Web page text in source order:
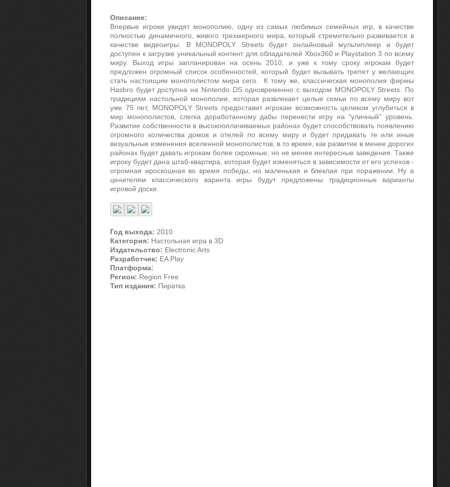
Описание:
Впервые игроки увидят монополию, одну из самых любимых семейных игр, в качестве
полностью динамичного, живого трехмерного мира, который стремительно развивается в
качестве видеоигры. В MONOPOLY Streets будет онлайновый мультиплеер и будет
доступен к загрузке уникальный контент для обладателей Xbox360 и Playstation 3 по всему
миру. Выход игры запланирован на осень 2010, и уже к тому сроку игрокам будет
предложен огромный список особенностей, который будет вызывать трепет у желающих
стать настоящим монополистом мира сего. К тому же, классическая монополия фирмы
Hasbro будет доступна на Nintendo DS одновременно с выходом MONOPOLY Streets. По
традициям настольной монополии, которая развлекает целые семьи по всему миру вот
уже 75 лет, MONOPOLY Streets предоставит игрокам возможность целиком углубиться в
мир монополистов, слегка доработанному дабы перенести игру на "уличный" уровень.
Развитие собственности в высокооплачиваемых районах будет способствовать появлению
огромного количества домов и отелей по всему миру и будет придавать те или иные
визуальные изменения вселенной монополистов, в то время, как развитие в менее дорогих
районах будет давать игрокам более скромные, но не менее интересные заведения. Также
игроку будет дана штаб-квартира, которая будет изменяться в зависимости от его успехов -
огромная ироскошная во время победы, но маленькая и блеклая при поражении. Ну а
ценителям классического варинта игры будут предложены традиционные варианты
игровой доски.
Год выхода: 2010
Категория: Настольная игра в 3D
Издательство: Electronic Arts
Разработчик: EA Play
Платформа:
Регион: Region Free
Тип издания: Пиратка